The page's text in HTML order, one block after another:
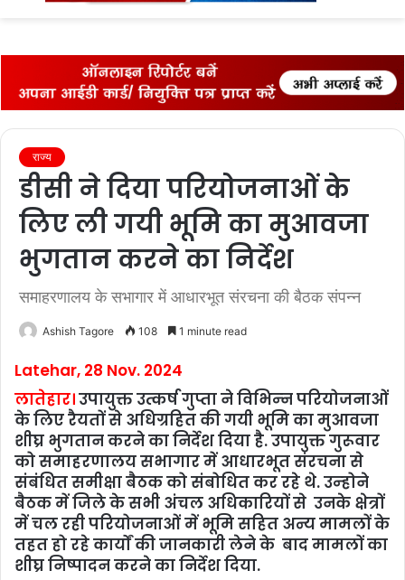
राज्‍य
डीसी ने दिया परियोजनाओं के
लिए ली गयी भूमि का मुआवजा
भुगतान करने का निर्देश
समाहरणालय के सभागार में आधारभूत संरचना की बैठक संपन्‍न
Ashish Tagore 108 1 minute read
Latehar, 28 Nov. 2024
लातेहार।उपायुक्त उत्कर्ष गुप्ता ने विभिन्‍न परियोजनाओं
के लिए रैयतों से अधिग्रहित की गयी भूमि का मुआवजा
शीघ्र भुगतान करने का निर्देश दिया है. उपायुक्त गुरूवार
को समाहरणालय सभागार में आधारभूत संरचना से
संबंधित समीक्षा बैठक को संबोधित कर रहे थे. उन्‍होने
बैठक में जिले के सभी अंचल अधिकारियों से उनके क्षेत्रों
में चल रही परियोजनाओं में भूमि सहित अन्य मामलों के
तहत हो रहे कार्यों की जानकारी लेने के बाद मामलों का
शीघ्र निष्पादन करने का निर्देश दिया.